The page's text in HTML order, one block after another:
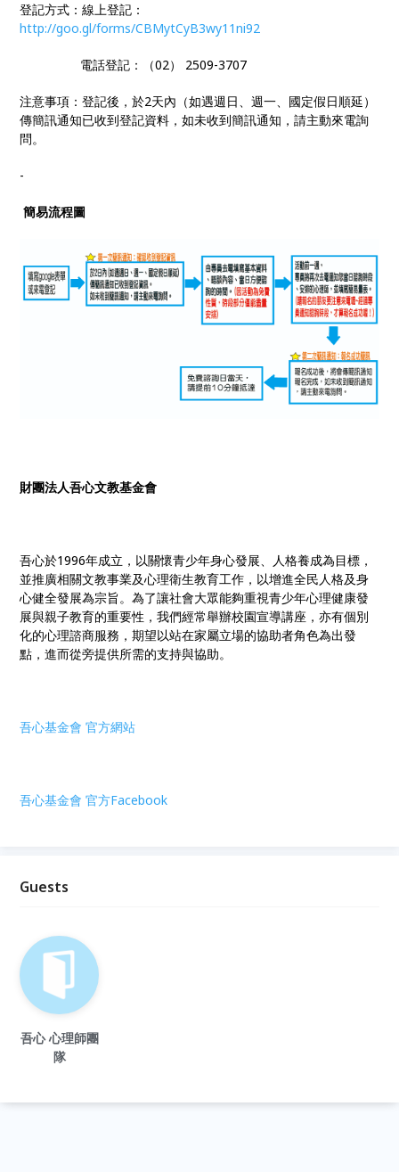
登記方式：線上登記：
http://goo.gl/forms/CBMytCyB3wy11ni92
電話登記：（02） 2509-3707
注意事項：登記後，於2天內（如遇週日、週一、國定假日順延）
傳簡訊通知已收到登記資料，如未收到簡訊通知，請主動來電詢
問。
-
簡易流程圖
財團法人吾心文教基金會
吾心於1996年成立，以關懷青少年身心發展、人格養成為目標，
並推廣相關文教事業及心理衛生教育工作，以增進全民人格及身
心健全發展為宗旨。為了讓社會大眾能夠重視青少年心理健康發
展與親子教育的重要性，我們經常舉辦校園宣導講座，亦有個別
化的心理諮商服務，期望以站在家屬立場的協助者角色為出發
點，進而從旁提供所需的支持與協助。
吾心基金會 官方網站
吾心基金會 官方Facebook
Guests
吾心 心理師團
隊